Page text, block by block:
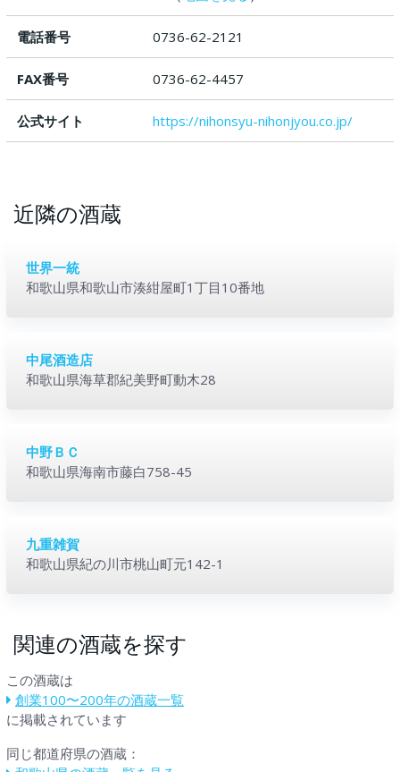
電話番号 0736-62-2121
FAX番号 0736-62-4457
公式サイト https://nihonsyu-nihonjyou.co.jp/
近隣の酒蔵
世界一統
和歌山県和歌山市湊紺屋町1丁目10番地
中尾酒造店
和歌山県海草郡紀美野町動木28
中野ＢＣ
和歌山県海南市藤白758-45
九重雑賀
和歌山県紀の川市桃山町元142-1
関連の酒蔵を探す
この酒蔵は
創業100〜200年の酒蔵一覧
に掲載されています
同じ都道府県の酒蔵：